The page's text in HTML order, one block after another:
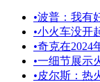
•波普：我有
•小火车没开
•奇克在2024
•一细节展示
•皮尔斯：热